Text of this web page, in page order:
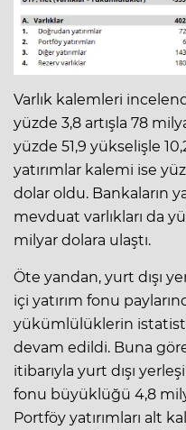
Varlık kalemleri
yüzde 3,8 artışla 78
yüzde 51,9 yükselişle
yatırımlar kalemi ise
dolar oldu. Bankaların
mevduat varlıkları da
milyar dolara ulaştı.
Öte yandan, yurt dışı
içi yatırım fonu
yükümlülüklerin
devam edildi. Buna
itibarıyla yurt dışı
fonu büyüklüğü 4,8
Portföy yatırımları alt